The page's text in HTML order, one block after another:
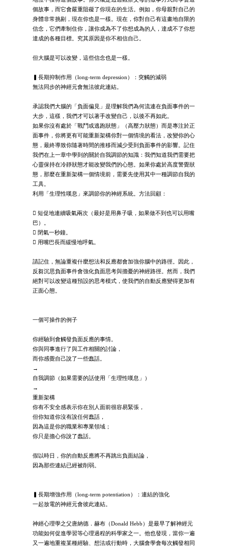
個故事，而它會嚴重阻礙了你現在的生活。例如，你母親對自己的
身體非常挑剔，現在你也是一樣。現在，你對自己有這畫地自限的
信念，它們牽制住你，讓你成為不了你想成為的人，達成不了你想
達成的各種目標。究其原因是你不相信自己。
但大腦是可以改變，這些信念也是一樣。
▍長期抑制作用（long-term depression）：突觸的減弱
無法同步的神經元會無法彼此連結。
承認我們大腦的「負面偏見」是理解我們為何流連在負面事件的一
大步，這樣，我們才可以著手改變自己，以後不再如此。
如果你沒有處於「戰鬥或逃跑狀態」（高壓力狀態）而是專注於正
面事件，你將更有可能重新架構你對一個情境的看法，改變你的心
態，最終導致你隨著時間的推移而減少受到負面事件的影響。記住
我們在上一章中學到的關於自我調節的知識：我們知道我們需要把
心靈保持在冷靜狀態才能改變我們的心態。如果你處於高度警覺狀
態，那麼在重新架構一個情境前，需要先使用其中一種調節自我的
工具。
利用「生理性嘆息」來調節你的神經系統。方法回顧：
 短促地連續吸氣兩次（最好是用鼻子吸，如果做不到也可以用嘴
巴）。
 閉氣一秒鐘。
 用嘴巴長而緩慢地呼氣。
請記住，無論重複什麼想法和反應都會加強你腦中的路徑。因此，
反芻沉思負面事件會強化負面思考與擔憂的神經路徑。然而，我們
絕對可以改變這種預設的思考模式，使我們的自動反應變得更加有
正面心態。
一個可操作的例子
你經驗到會觸發負面反應的事情。
你與同事進行了與工作相關的討論，
而你感覺自己說了一些蠢話。
→
自我調節（如果需要的話使用「生理性嘆息」）
→
重新架構
你有不安全感表示你在別人面前很容易緊張，
但你知道你沒有說任何蠢話，
因為這是你的職業和專業領域；
你只是擔心你說了蠢話。
假以時日，你的自動反應將不再跳出負面結論，
因為那些連結已經被削弱。
▍長期增強作用（long-term potentiation）：連結的強化
一起放電的神經元會彼此連結。
神經心理學之父唐納德．赫布（Donald Hebb）是最早了解神經元
功能如何促進學習等心理過程的科學家之一。他也發現，當你一遍
又一遍地重複某種經驗、想法或行動時，大腦會學會每次觸發相同